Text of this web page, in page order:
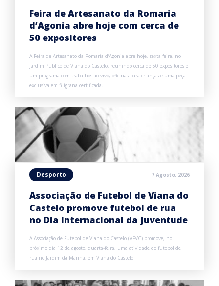
Feira de Artesanato da Romaria
d’Agonia abre hoje com cerca de
50 expositores
A Feira de Artesanato da Romaria d’Agonia abre hoje, sexta-feira, no
Jardim Público de Viana do Castelo, reunindo cerca de 50 expositores e
um programa com trabalhos ao vivo, oficinas para crianças e uma peça
exclusiva em filigrana certificada.
Desporto 7 Agosto, 2026
Associação de Futebol de Viana do
Castelo promove futebol de rua
no Dia Internacional da Juventude
A Associação de Futebol de Viana do Castelo (AFVC) promove, no
próximo dia 12 de agosto, quarta-feira, uma atividade de futebol de
rua no Jardim da Marina, em Viana do Castelo.